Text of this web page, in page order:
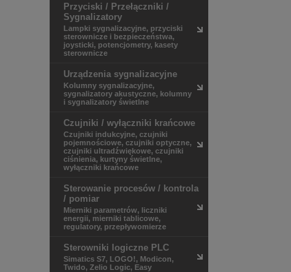
LUMEL
MEGGER
NITECORE
NOVATEK-ELECTRO
PHOENIX CONTACT
PXF LIGHTING
RELPOL
SICK
SIEMENS
SPAMEL
V-TAC
WERMA
Przyciski / Przełączniki /
Sygnalizatory
Lampki sygnalizacyjne, przyciski
sterownicze i bezpieczeństwa,
joysticki, potencjometry, kasety
sterownicze
Urządzenia sygnalizacyjne
Kolumny sygnalizacyjne,
sygnalizatory akustyczne, kolumny
i sygnalizatory świetlne
Czujniki / wyłączniki krańcowe
Czujniki indukcyjne, czujniki
pojemnościowe, czujniki optyczne,
czujniki ultradźwiękowe, czujniki
ciśnienia, kurtyny świetlne,
wyłączniki krańcowe
Sterowanie procesów / kontrola
/ pomiar
Mierniki parametrów, liczniki
energii, mierniki tablicowe,
regulatory, przepływomierze
Sterowniki logiczne PLC
Simatics S7, LOGO!, Modicon,
Twido, Zelio Logic, Easy